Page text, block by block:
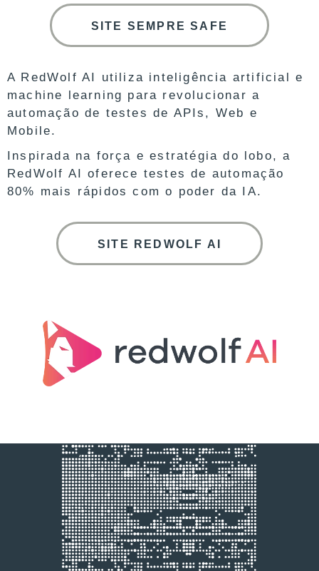
SITE SEMPRE SAFE
A RedWolf AI utiliza inteligência artificial e
machine learning para revolucionar a
automação de testes de APIs, Web e
Mobile.
Inspirada na força e estratégia do lobo, a
RedWolf AI oferece testes de automação
80% mais rápidos com o poder da IA.
SITE REDWOLF AI